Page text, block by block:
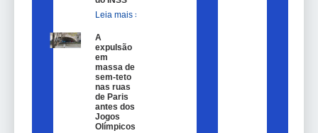
Leia mais »
A
expulsão
em
massa de
sem-teto
nas ruas
de Paris
antes dos
Jogos
Olímpicos